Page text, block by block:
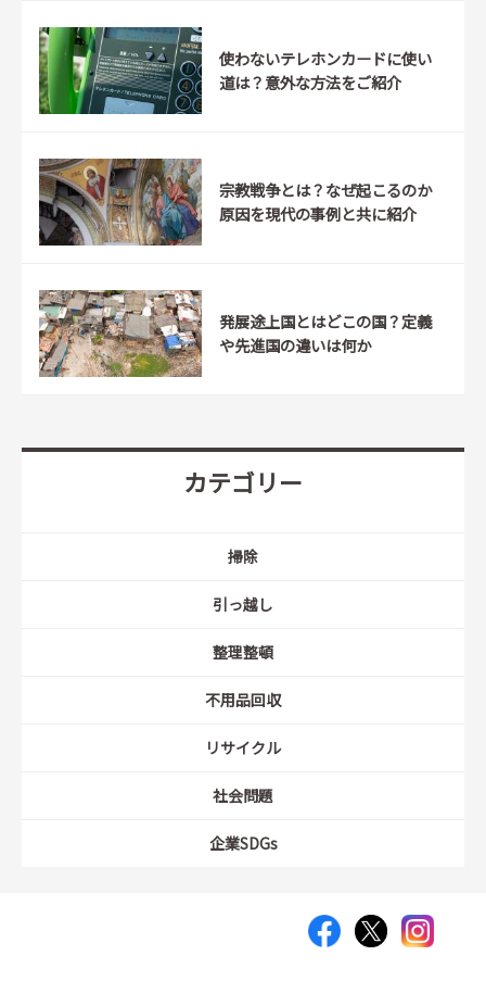
使わないテレホンカードに使い
道は？意外な方法をご紹介
宗教戦争とは？なぜ起こるのか
原因を現代の事例と共に紹介
発展途上国とはどこの国？定義
や先進国の違いは何か
カテゴリー
掃除
引っ越し
整理整頓
不用品回収
リサイクル
社会問題
企業SDGs